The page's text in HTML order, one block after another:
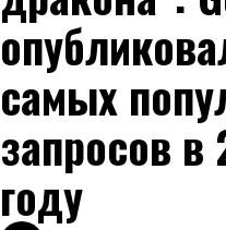
самых
запросов в
году